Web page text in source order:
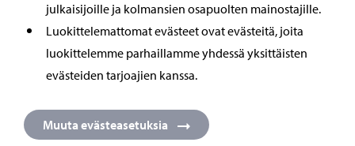
julkaisijoille ja kolmansien osapuolten mainostajille.
Luokittelemattomat evästeet ovat evästeitä, joita
luokittelemme parhaillamme yhdessä yksittäisten
evästeiden tarjoajien kanssa.
Muuta evästeasetuksia